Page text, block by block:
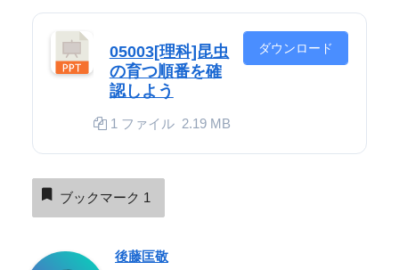
05003[理科]昆虫
の育つ順番を確
認しよう
1 ファイル 2.19 MB
ダウンロード
ブックマーク 1
後藤匡敬